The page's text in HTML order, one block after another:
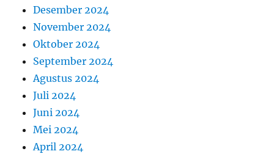
Desember 2024
November 2024
Oktober 2024
September 2024
Agustus 2024
Juli 2024
Juni 2024
Mei 2024
April 2024